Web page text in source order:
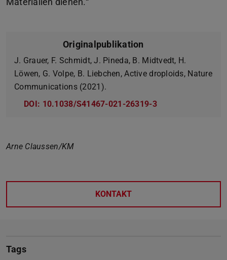
Originalpublikation
J. Grauer, F. Schmidt, J. Pineda, B. Midtvedt, H.
Löwen, G. Volpe, B. Liebchen, Active droploids, Nature
Communications (2021).
DOI: 10.1038/S41467-021-26319-3
Arne Claussen/KM
KONTAKT
Tags